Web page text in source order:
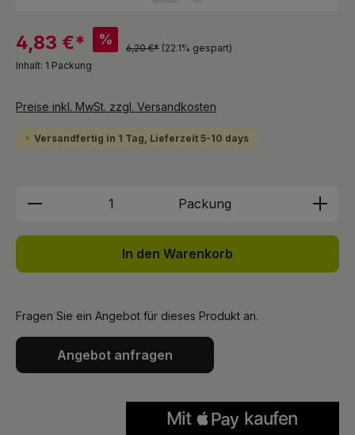
4,83 €* %
6,20 €* (22.1% gespart)
Inhalt: 1 Packung
Preise inkl. MwSt. zzgl. Versandkosten
Versandfertig in 1 Tag, Lieferzeit 5-10 days
Produkt Anzahl: Gib den
Packung
In den Warenkorb
Fragen Sie ein Angebot für dieses Produkt an.
Angebot anfragen